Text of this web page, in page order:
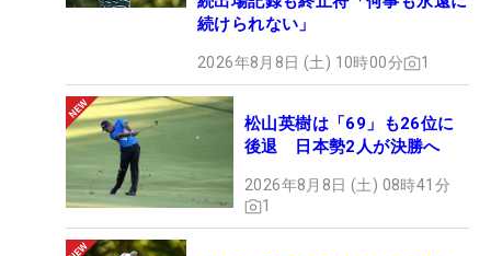
続けられない」
2026年8月8日 (土) 10時00分 1
松山英樹は「69」も26位に
後退 日本勢2人が決勝へ
2026年8月8日 (土) 08時41分
1